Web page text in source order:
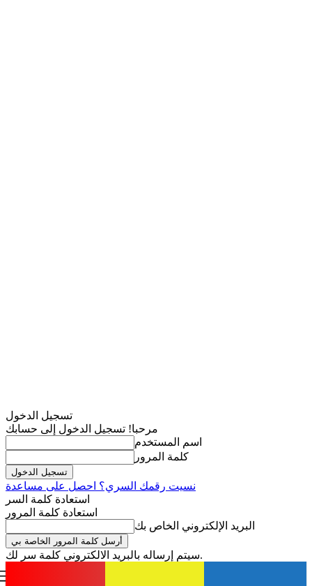
تسجيل الدخول
مرحبا! تسجيل الدخول إلى حسابك
اسم المستخدم
كلمة المرور
نسيت رقمك السري؟ احصل على مساعدة
استعادة كلمة السر
استعادة كلمة المرور
البريد الإلكتروني الخاص بك
سيتم إرساله بالبريد الالكتروني كلمة سر لك.